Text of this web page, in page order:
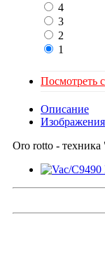
4
3
2
1
Посмотреть
Описание
Изображения
Oro rotto - техника